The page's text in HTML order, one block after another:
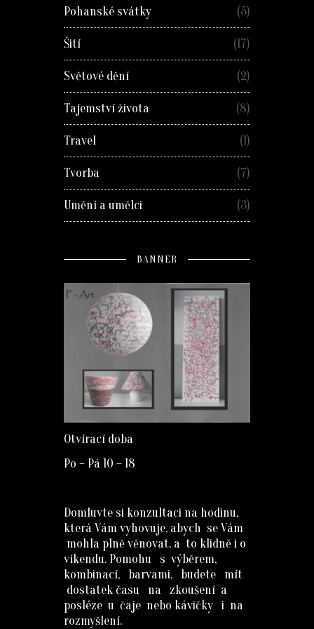
Pohanské svátky (5)
Šití (17)
Světové dění (2)
Tajemství života (8)
Travel (1)
Tvorba (7)
Umění a umělci (3)
BANNER
Otvírací doba
Po – Pá 10 – 18
Domluvte si konzultaci na hodinu,
která Vám vyhovuje, abych se Vám
mohla plně věnovat, a to klidně i o
víkendu. Pomohu s výběrem,
kombinací, barvami, budete mít
dostatek času na zkoušení a
posléze u čaje nebo kávičky i na
rozmyšlení.